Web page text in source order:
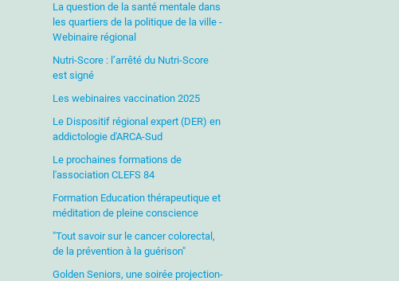
La question de la santé mentale dans
les quartiers de la politique de la ville -
Webinaire régional
Nutri-Score : l’arrêté du Nutri-Score
est signé
Les webinaires vaccination 2025
Le Dispositif régional expert (DER) en
addictologie d'ARCA-Sud
Le prochaines formations de
l'association CLEFS 84
Formation Education thérapeutique et
méditation de pleine conscience
"Tout savoir sur le cancer colorectal,
de la prévention à la guérison"
Golden Seniors, une soirée projection-